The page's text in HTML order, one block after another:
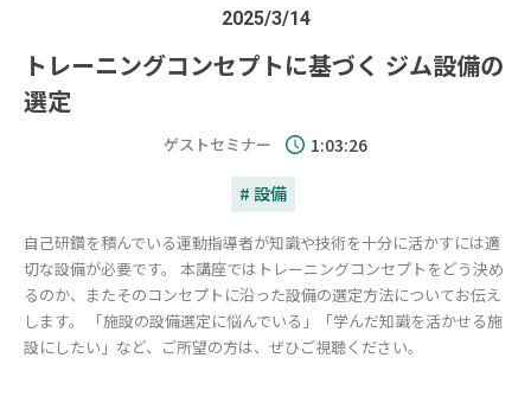
2025/3/14
トレーニングコンセプトに基づく ジム設備の
選定
ゲストセミナー 1:03:26
# 設備
自己研鑽を積んでいる運動指導者が知識や技術を十分に活かすには適
切な設備が必要です。 本講座ではトレーニングコンセプトをどう決め
るのか、またそのコンセプトに沿った設備の選定方法についてお伝え
します。 「施設の設備選定に悩んでいる」「学んだ知識を活かせる施
設にしたい」など、ご所望の方は、ぜひご視聴ください。